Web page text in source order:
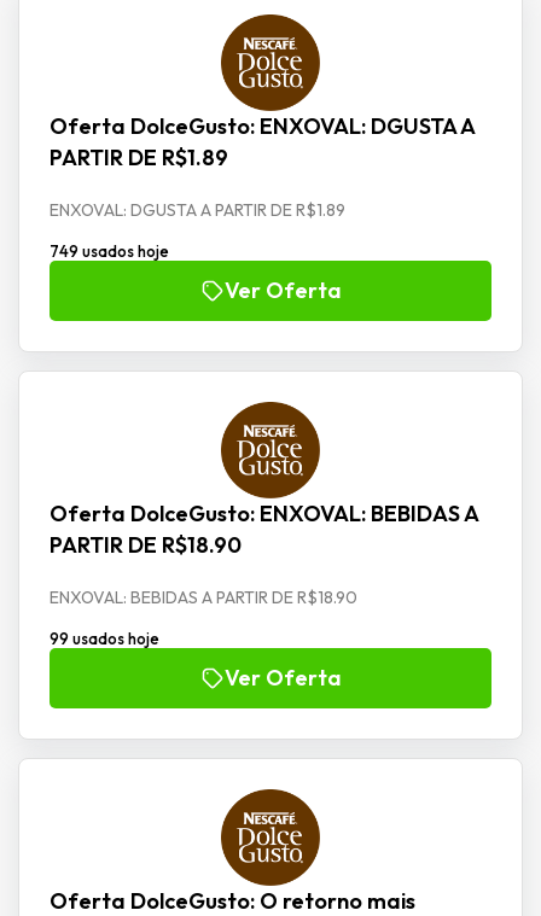
Oferta DolceGusto: ENXOVAL: DGUSTA A
PARTIR DE R$1.89
ENXOVAL: DGUSTA A PARTIR DE R$1.89
749 usados hoje
Ver Oferta
Oferta DolceGusto: ENXOVAL: BEBIDAS A
PARTIR DE R$18.90
ENXOVAL: BEBIDAS A PARTIR DE R$18.90
99 usados hoje
Ver Oferta
Oferta DolceGusto: O retorno mais